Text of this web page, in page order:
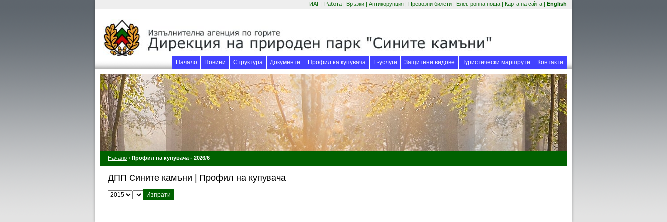
ИАГ | Работа | Връзки | Антикорупция | Превозни билети | Електронна поща (отваря се в нов прозорец)
| Карта на сайта | English
Начало Новини Структура Документи Профил на купувача Е-услуги (отваря се в нов прозорец)
Защитени видове Туристически маршрути Контакти
Начало › Профил на купувача - 2026/6
ДПП Сините камъни | Профил на купувача
Изберете година:Изберете месец: